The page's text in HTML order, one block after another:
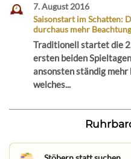
7. August 2016
Saisonstart im Schatten:
durchaus mehr
Traditionell startet die
ersten beiden
ansonsten ständig
welches...